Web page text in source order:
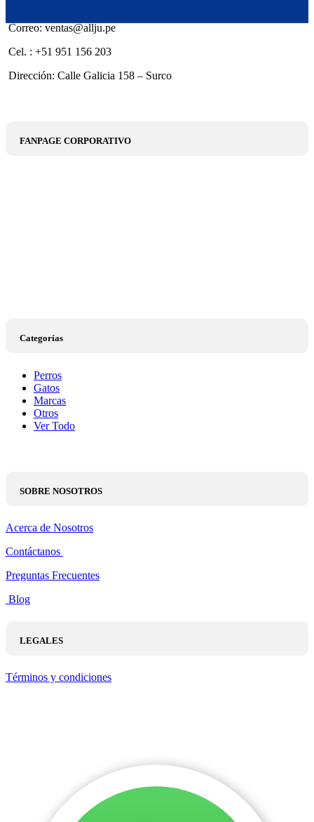
Correo: ventas@allju.pe
Cel. : +51 951 156 203
Dirección: Calle Galicia 158 – Surco
FANPAGE CORPORATIVO
Categorías
Perros
Gatos
Marcas
Otros
Ver Todo
SOBRE NOSOTROS
Acerca de Nosotros
Contáctanos
Preguntas Frecuentes
Blog
LEGALES
Términos y condiciones